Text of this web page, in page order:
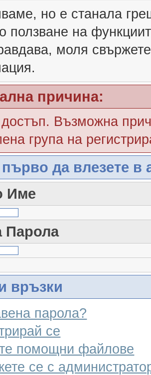
но е станала
ползване на
моля
причина:
Възможна
група на
да влезете в
Име
Парола
връзки
парола?
се
помощни файлове
се с